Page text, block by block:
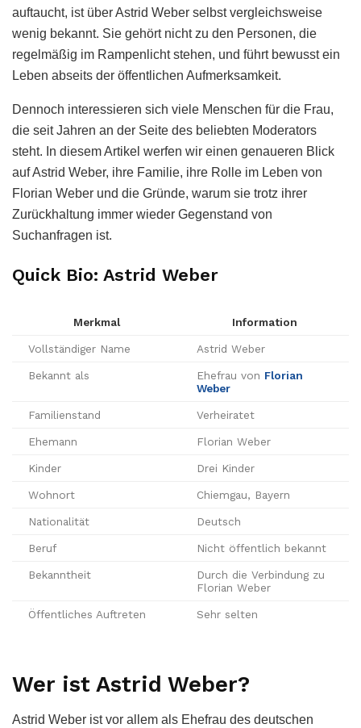
auftaucht, ist über Astrid Weber selbst vergleichsweise
wenig bekannt. Sie gehört nicht zu den Personen, die
regelmäßig im Rampenlicht stehen, und führt bewusst ein
Leben abseits der öffentlichen Aufmerksamkeit.
Dennoch interessieren sich viele Menschen für die Frau,
die seit Jahren an der Seite des beliebten Moderators
steht. In diesem Artikel werfen wir einen genaueren Blick
auf Astrid Weber, ihre Familie, ihre Rolle im Leben von
Florian Weber und die Gründe, warum sie trotz ihrer
Zurückhaltung immer wieder Gegenstand von
Suchanfragen ist.
Quick Bio: Astrid Weber
Merkmal Information
Vollständiger Name Astrid Weber
Bekannt als Ehefrau von Florian
Weber
Familienstand Verheiratet
Ehemann Florian Weber
Kinder Drei Kinder
Wohnort Chiemgau, Bayern
Nationalität Deutsch
Beruf Nicht öffentlich bekannt
Bekanntheit
Durch die Verbindung zu
Florian Weber
Öffentliches Auftreten Sehr selten
Wer ist Astrid Weber?
Astrid Weber ist vor allem als Ehefrau des deutschen